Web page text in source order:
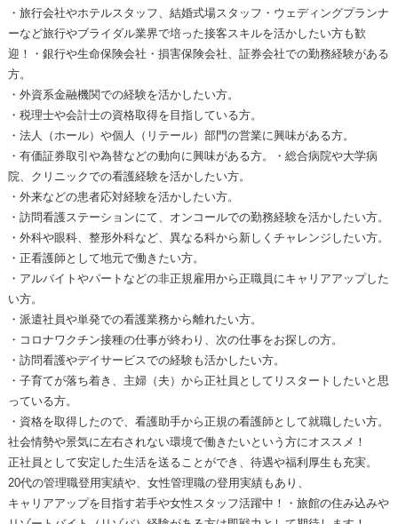
・旅行会社やホテルスタッフ、結婚式場スタッフ・ウェディングプランナ
ーなど旅行やブライダル業界で培った接客スキルを活かしたい方も歓
迎！・銀行や生命保険会社・損害保険会社、証券会社での勤務経験がある
方。
・外資系金融機関での経験を活かしたい方。
・税理士や会計士の資格取得を目指している方。
・法人（ホール）や個人（リテール）部門の営業に興味がある方。
・有価証券取引や為替などの動向に興味がある方。・総合病院や大学病
院、クリニックでの看護経験を活かしたい方。
・外来などの患者応対経験を活かしたい方。
・訪問看護ステーションにて、オンコールでの勤務経験を活かしたい方。
・外科や眼科、整形外科など、異なる科から新しくチャレンジしたい方。
・正看護師として地元で働きたい方。
・アルバイトやパートなどの非正規雇用から正職員にキャリアアップした
い方。
・派遣社員や単発での看護業務から離れたい方。
・コロナワクチン接種の仕事が終わり、次の仕事をお探しの方。
・訪問看護やデイサービスでの経験も活かしたい方。
・子育てが落ち着き、主婦（夫）から正社員としてリスタートしたいと思
っている方。
・資格を取得したので、看護助手から正規の看護師として就職したい方。
社会情勢や景気に左右されない環境で働きたいという方にオススメ！
正社員として安定した生活を送ることができ、待遇や福利厚生も充実。
20代の管理職登用実績や、女性管理職の登用実績もあり、
キャリアアップを目指す若手や女性スタッフ活躍中！・旅館の住み込みや